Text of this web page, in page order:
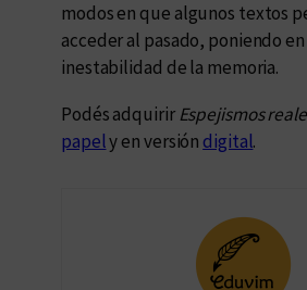
modos en que algunos textos
acceder al pasado, poniendo
inestabilidad de la memoria.
Podés adquirirEspejismos
papely en versión digital.